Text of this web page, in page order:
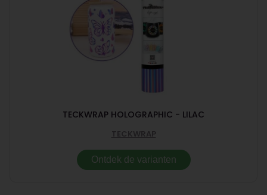
TECKWRAP HOLOGRAPHIC - LILAC
TECKWRAP
Ontdek de varianten